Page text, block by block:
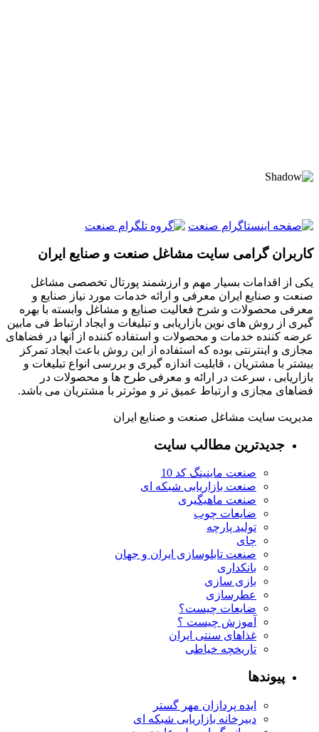
کاربران گرامی سایت مشاغل صنعت و صنایع ایران
یکی از اقدامات بسیار مهم و ارزشمند پورتال تخصصی مشاغل
صنعت و صنایع ایران معرفی و ارائه خدمات مورد نیاز صنایع و
معرفی محصولات و شرح فعالیت صنایع و مشاغل وابسته با بهره
گیری از روش های نوین بازاریابی و تبلیغات و ایجاد ارتباط فی مابین
عرضه کننده خدمات و محصولات و استفاده کننده از آنها در فضاهای
مجازی و اینترنتی بوده که استفاده از این روش باعث ایجاد تمرکز
بیشتر با مشتریان ، قابلیت اندازه گیری و بررسی انواع تبلیغات و
بازاریابی ، سرعت در ارائه و معرفی طرح ها و محصولات در
فضاهای مجازی و ارتباط عمیق تر و موثرتر با مشتریان می باشد.
مدیریت سایت مشاغل صنعت و صنایع ایران
جدیدترین مطالب سایت
صنعت ماینینگ کد 10
صنعت بازاریابی شبکه ای
صنعت ماهیگیری
ضایعات چوب
تولید پارچه
چای
صنعت تابلوسازی ایران و جهان
بانکداری
بازی سازی
عطرسازی
ضایعات چیست؟
آموزش چیست ؟
غذاهای سنتی ایران
تاریخچه خیاطی
پیوندها
ایده پردازان مهر گستر
دبیرخانه بازاریابی شبکه ای